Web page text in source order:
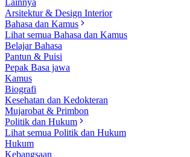
Lainnya
Arsitektur & Design Interior
Bahasa dan Kamus
Lihat semua Bahasa dan Kamus
Belajar Bahasa
Pantun & Puisi
Pepak Basa jawa
Kamus
Biografi
Kesehatan dan Kedokteran
Mujarobat & Primbon
Politik dan Hukum
Lihat semua Politik dan Hukum
Hukum
Kebangsaan